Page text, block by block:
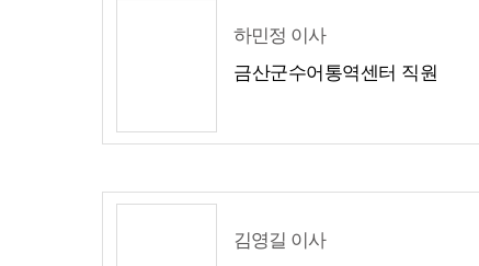
하민정 이사
금산군수어통역센터 직원
김영길 이사